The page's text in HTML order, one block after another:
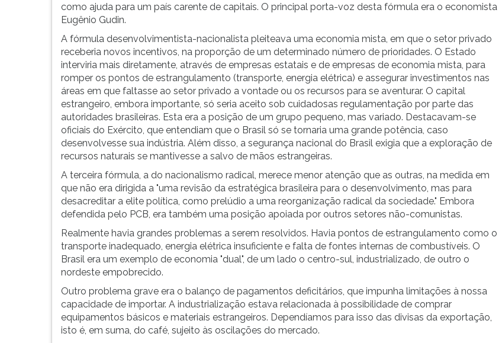
como ajuda para um país carente de capitais. O principal porta-voz desta fórmula era o economista
Eugênio Gudin.
A fórmula desenvolvimentista-nacionalista pleiteava uma economia mista, em que o setor privado
receberia novos incentivos, na proporção de um determinado número de prioridades. O Estado
interviria mais diretamente, através de empresas estatais e de empresas de economia mista, para
romper os pontos de estrangulamento (transporte, energia elétrica) e assegurar investimentos nas
áreas em que faltasse ao setor privado a vontade ou os recursos para se aventurar. O capital
estrangeiro, embora importante, só seria aceito sob cuidadosas regulamentação por parte das
autoridades brasileiras. Esta era a posição de um grupo pequeno, mas variado. Destacavam-se
oficiais do Exército, que entendiam que o Brasil só se tornaria uma grande potência, caso
desenvolvesse sua indústria. Além disso, a segurança nacional do Brasil exigia que a exploração de
recursos naturais se mantivesse a salvo de mãos estrangeiras.
A terceira fórmula, a do nacionalismo radical, merece menor atenção que as outras, na medida em
que não era dirigida a "uma revisão da estratégica brasileira para o desenvolvimento, mas para
desacreditar a elite política, como prelúdio a uma reorganização radical da sociedade." Embora
defendida pelo PCB, era também uma posição apoiada por outros setores não-comunistas.
Realmente havia grandes problemas a serem resolvidos. Havia pontos de estrangulamento como o
transporte inadequado, energia elétrica insuficiente e falta de fontes internas de combustíveis. O
Brasil era um exemplo de economia "dual", de um lado o centro-sul, industrializado, de outro o
nordeste empobrecido.
Outro problema grave era o balanço de pagamentos deficitários, que impunha limitações à nossa
capacidade de importar. A industrialização estava relacionada à possibilidade de comprar
equipamentos básicos e materiais estrangeiros. Dependíamos para isso das divisas da exportação,
isto é, em suma, do café, sujeito às oscilações do mercado.